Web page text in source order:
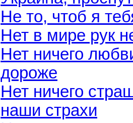
Не то, чтоб я
Нет в мире рук
Нет ничего
дороже
Нет ничего
наши страхи